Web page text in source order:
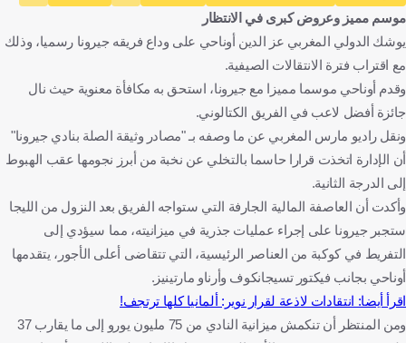
كأس العالم
المغرب ضد النرويج
عز الدين أوناحي
البرازيل المغرب الولايات المتحدة
النرويج
كرة قدم
موسم مميز وعروض كبرى في الانتظار
يوشك الدولي المغربي عز الدين أوناحي على وداع فريقه جيرونا رسميا، وذلك
مع اقتراب فترة الانتقالات الصيفية.
وقدم أوناحي موسما مميزا مع جيرونا، استحق به مكافأة معنوية حيث نال
جائزة أفضل لاعب في الفريق الكتالوني.
ونقل راديو مارس المغربي عن ما وصفه بـ "مصادر وثيقة الصلة بنادي جيرونا"
أن الإدارة اتخذت قرارا حاسما بالتخلي عن نخبة من أبرز نجومها عقب الهبوط
إلى الدرجة الثانية.
وأكدت أن العاصفة المالية الجارفة التي ستواجه الفريق بعد النزول من الليجا
ستجبر جيرونا على إجراء عمليات جذرية في ميزانيته، مما سيؤدي إلى
التفريط في كوكبة من العناصر الرئيسية، التي تتقاضى أعلى الأجور، يتقدمها
أوناحي بجانب فيكتور تسيجانكوف وأرناو مارتينيز.
اقرأ أيضا: انتقادات لاذعة لقرار نوير: ألمانيا كلها ترتجف!
ومن المنتظر أن تنكمش ميزانية النادي من 75 مليون يورو إلى ما يقارب 37